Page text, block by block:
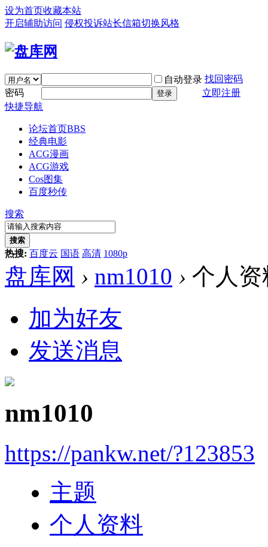
设为首页收藏本站
开启辅助访问 侵权投诉站长信箱切换风格
自动登录 找回密码
密码
登录
立即注册
快捷导航
论坛首页BBS
经典电影
ACG漫画
ACG游戏
Cos图集
百度秒传
搜索
搜索
热搜: 百度云 国语 高清 1080p
盘库网 › nm1010 › 个人资
加为好友
发送消息
nm1010
https://pankw.net/?123853
主题
个人资料